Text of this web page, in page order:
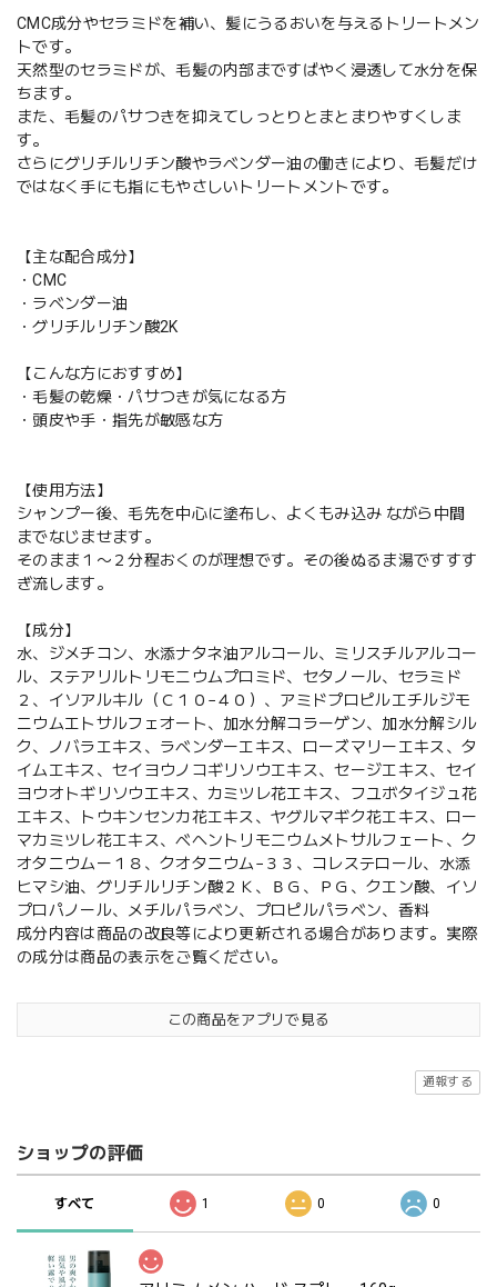
CMC成分やセラミドを補い、髪にうるおいを与えるトリートメン
トです。
天然型のセラミドが、毛髪の内部まですばやく浸透して水分を保
ちます。
また、毛髪のパサつきを抑えてしっとりとまとまりやすくしま
す。
さらにグリチルリチン酸やラベンダー油の働きにより、毛髪だけ
ではなく手にも指にもやさしいトリートメントです。
【主な配合成分】
・CMC
・ラベンダー油
・グリチルリチン酸2K
【こんな方におすすめ】
・毛髪の乾燥・パサつきが気になる方
・頭皮や手・指先が敏感な方
【使用方法】
シャンプー後、毛先を中心に塗布し、よくもみ込み ながら中間
までなじませます。
そのまま１〜２分程おくのが理想です。その後ぬるま湯ですすす
ぎ流します。
【成分】
水、ジメチコン、水添ナタネ油アルコール、ミリスチルアルコー
ル、ステアリルトリモニウムプロミド、セタノール、セラミド
２、イソアルキル（Ｃ１０−４０）、アミドプロピルエチルジモ
ニウムエトサルフェオート、加水分解コラーゲン、加水分解シル
ク、ノバラエキス、ラベンダーエキス、ローズマリーエキス、タ
イムエキス、セイヨウノコギリソウエキス、セージエキス、セイ
ヨウオトギリソウエキス、カミツレ花エキス、フユボタイジュ花
エキス、トウキンセンカ花エキス、ヤグルマギク花エキス、ロー
マカミツレ花エキス、ベヘントリモニウムメトサルフェート、ク
オタニウムー１８、クオタニウム−３３、コレステロール、水添
ヒマシ油、グリチルリチン酸２Ｋ、ＢＧ、ＰＧ、クエン酸、イソ
プロパノール、メチルパラベン、プロピルパラベン、香料
成分内容は商品の改良等により更新される場合があります。実際
の成分は商品の表示をご覧ください。
この商品をアプリで見る
通報する
ショップの評価
すべて 1 0 0